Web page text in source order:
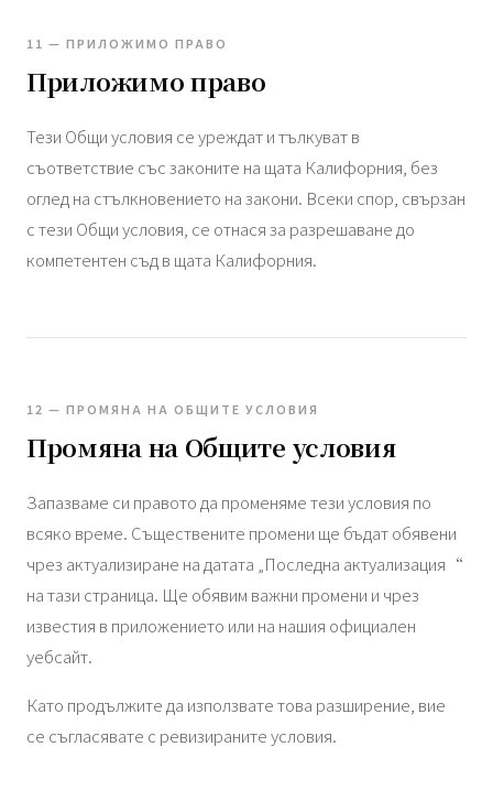
11 — ПРИЛОЖИМО ПРАВО
Приложимо право
Тези Общи условия се уреждат и тълкуват в
съответствие със законите на щата Калифорния, без
оглед на стълкновението на закони. Всеки спор, свързан
с тези Общи условия, се отнася за разрешаване до
компетентен съд в щата Калифорния.
12 — ПРОМЯНА НА ОБЩИТЕ УСЛОВИЯ
Промяна на Общите условия
Запазваме си правото да променяме тези условия по
всяко време. Съществените промени ще бъдат обявени
чрез актуализиране на датата „Последна актуализация“
на тази страница. Ще обявим важни промени и чрез
известия в приложението или на нашия официален
уебсайт.
Като продължите да използвате това разширение, вие
се съгласявате с ревизираните условия.